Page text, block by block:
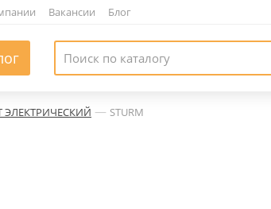
Вакансии Блог
ЭЛЕКТРИЧЕСКИЙ — STURM